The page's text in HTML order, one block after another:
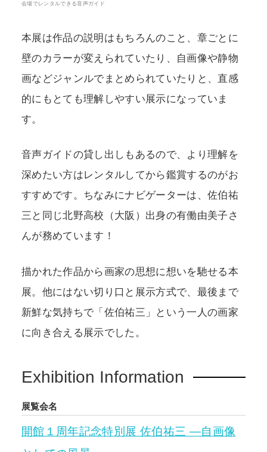
会場でレンタルできる音声ガイド
本展は作品の説明はもちろんのこと、章ごとに
壁のカラーが変えられていたり、自画像や静物
画などジャンルでまとめられていたりと、直感
的にもとても理解しやすい展示になっていま
す。
音声ガイドの貸し出しもあるので、より理解を
深めたい方はレンタルしてから鑑賞するのがお
すすめです。ちなみにナビゲーターは、佐伯祐
三と同じ北野高校（大阪）出身の有働由美子さ
んが務めています！
描かれた作品から画家の思想に想いを馳せる本
展。他にはない切り口と展示方式で、最後まで
新鮮な気持ちで「佐伯祐三」という一人の画家
に向き合える展示でした。
Exhibition Information
展覧会名
開館１周年記念特別展 佐伯祐三 ―自画像